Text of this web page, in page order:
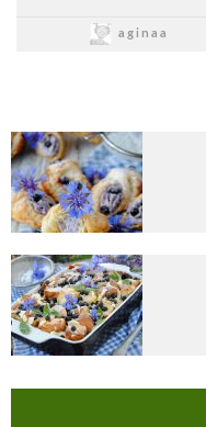
aginaa
Zapisz